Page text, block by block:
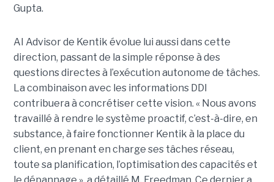
Gupta.
AI Advisor de Kentik évolue lui aussi dans cette
direction, passant de la simple réponse à des
questions directes à l’exécution autonome de tâches.
La combinaison avec les informations DDI
contribuera à concrétiser cette vision. « Nous avons
travaillé à rendre le système proactif, c’est-à-dire, en
substance, à faire fonctionner Kentik à la place du
client, en prenant en charge ses tâches réseau,
toute sa planification, l’optimisation des capacités et